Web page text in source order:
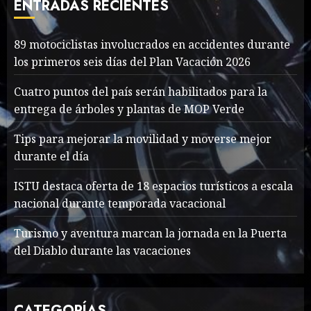
7
MAYO 14, 2024 1004
1
89 motociclistas
involucrados en
accidentes durante los
primeros seis días del Plan
Vacación 2026
AGOSTO 7, 2026 43
2
Searching for the
forgotten heroes of World
War Two
MAYO 14, 2024 861
ENTRADAS RECIENTES
89 motociclistas involucrados en accidentes durante
los primeros seis días del Plan Vacación 2026
Cuatro puntos del país serán habilitados para la
entrega de árboles y plantas de MOP Verde
Tips para mejorar la movilidad y moverse mejor
durante el día
ISTU destaca oferta de 18 espacios turísticos a escala
nacional durante temporada vacacional
Turismo y aventura marcan la jornada en la Puerta
del Diablo durante las vacaciones